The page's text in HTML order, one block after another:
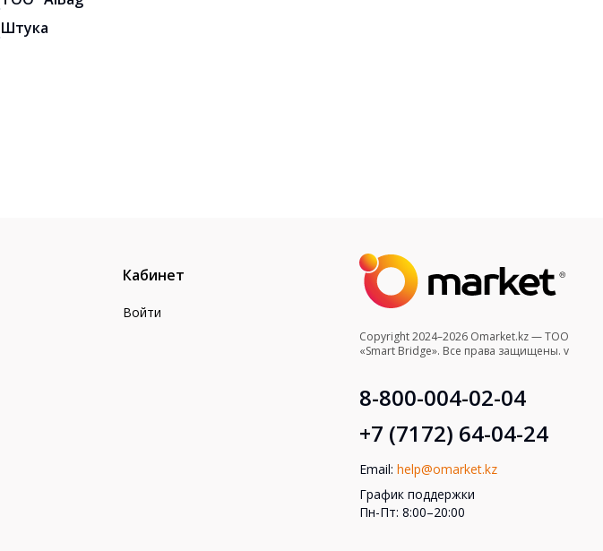
Штука
Кабинет
Войти
Copyright 2024–2026 Omarket.kz — ТОО
«Smart Bridge». Все права защищены. v
8-800-004-02-04
+7 (7172) 64-04-24
Email: help@omarket.kz
График поддержки
Пн-Пт: 8:00–20:00